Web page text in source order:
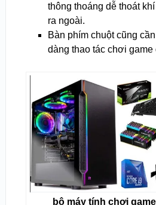
thông thoáng dễ thoát
ra ngoài.
Bàn phím chuột cũng
dàng thao tác chơi game
bộ máy tính chơi